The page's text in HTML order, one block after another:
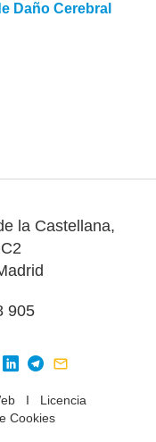
Daño Cerebral
la Castellana,
905
I Licencia
Cookies